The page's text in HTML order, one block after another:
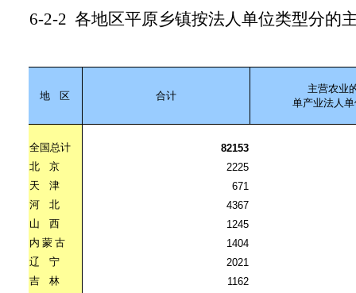
6-2-2 各地区平原乡镇按法人单位类型分的
地 区 合计
主营农业
单产业法人
全国总计
82153
北
京
2225
天
津
671
河
北
4367
山
西
1245
内 蒙 古
1404
辽
宁
2021
吉
林
1162